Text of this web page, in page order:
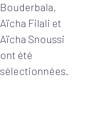
Bouderbala,
Aïcha Filali et
Aïcha Snoussi
ont été
sélectionnées.